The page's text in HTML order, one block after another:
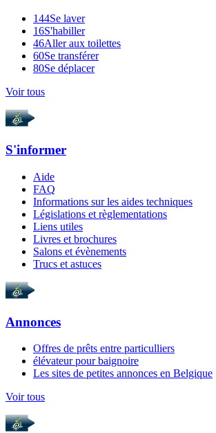
144Se laver
16S'habiller
46Aller aux toilettes
60Se transférer
80Se déplacer
Voir tous
S'informer
Aide
FAQ
Informations sur les aides techniques
Législations et règlementations
Liens utiles
Livres et brochures
Salons et évènements
Trucs et astuces
Annonces
Offres de prêts entre particulliers
élévateur pour baignoire
Les sites de petites annonces en Belgique
Voir tous